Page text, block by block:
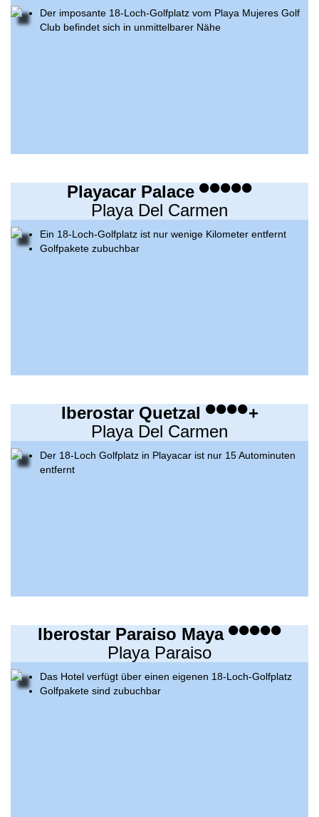
Der imposante 18-Loch-Golfplatz vom Playa Mujeres Golf
Club befindet sich in unmittelbarer Nähe
Playacar Palace
Playa Del Carmen
Ein 18-Loch-Golfplatz ist nur wenige Kilometer entfernt
Golfpakete zubuchbar
Iberostar Quetzal
+
Playa Del Carmen
Der 18-Loch Golfplatz in Playacar ist nur 15 Autominuten
entfernt
Iberostar Paraiso Maya
Playa Paraiso
Das Hotel verfügt über einen eigenen 18-Loch-Golfplatz
Golfpakete sind zubuchbar